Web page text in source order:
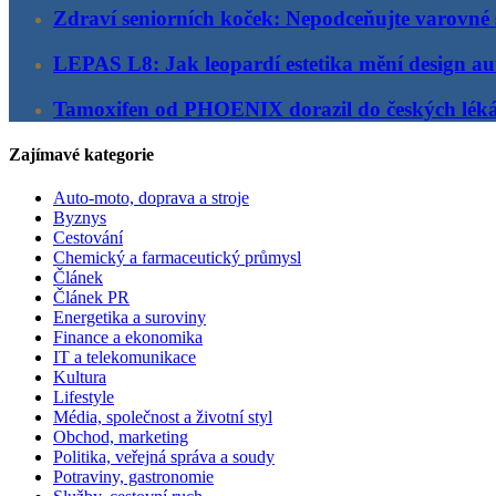
Zdraví seniorních koček: Nepodceňujte varovné
LEPAS L8: Jak leopardí estetika mění design
Tamoxifen od PHOENIX dorazil do českých
Zajímavé kategorie
Auto-moto, doprava a stroje
Byznys
Cestování
Chemický a farmaceutický průmysl
Článek
Článek PR
Energetika a suroviny
Finance a ekonomika
IT a telekomunikace
Kultura
Lifestyle
Média, společnost a životní styl
Obchod, marketing
Politika, veřejná správa a soudy
Potraviny, gastronomie